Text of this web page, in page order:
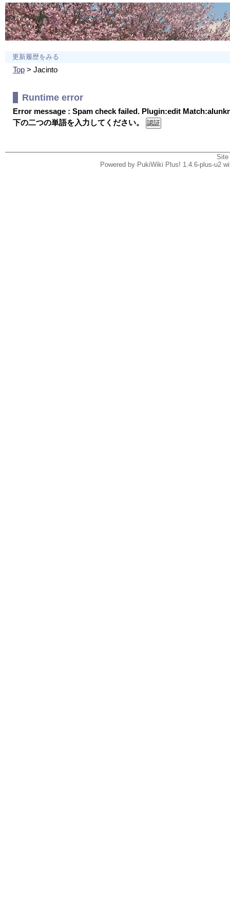
更新履歴をみる
Top> Jacinto
Runtime error
Error message : Spam check failed. Plugin:edit
下の二つの単語を入力してください。
Powered by PukiWiki Plus! 1.4.6-plus-u2